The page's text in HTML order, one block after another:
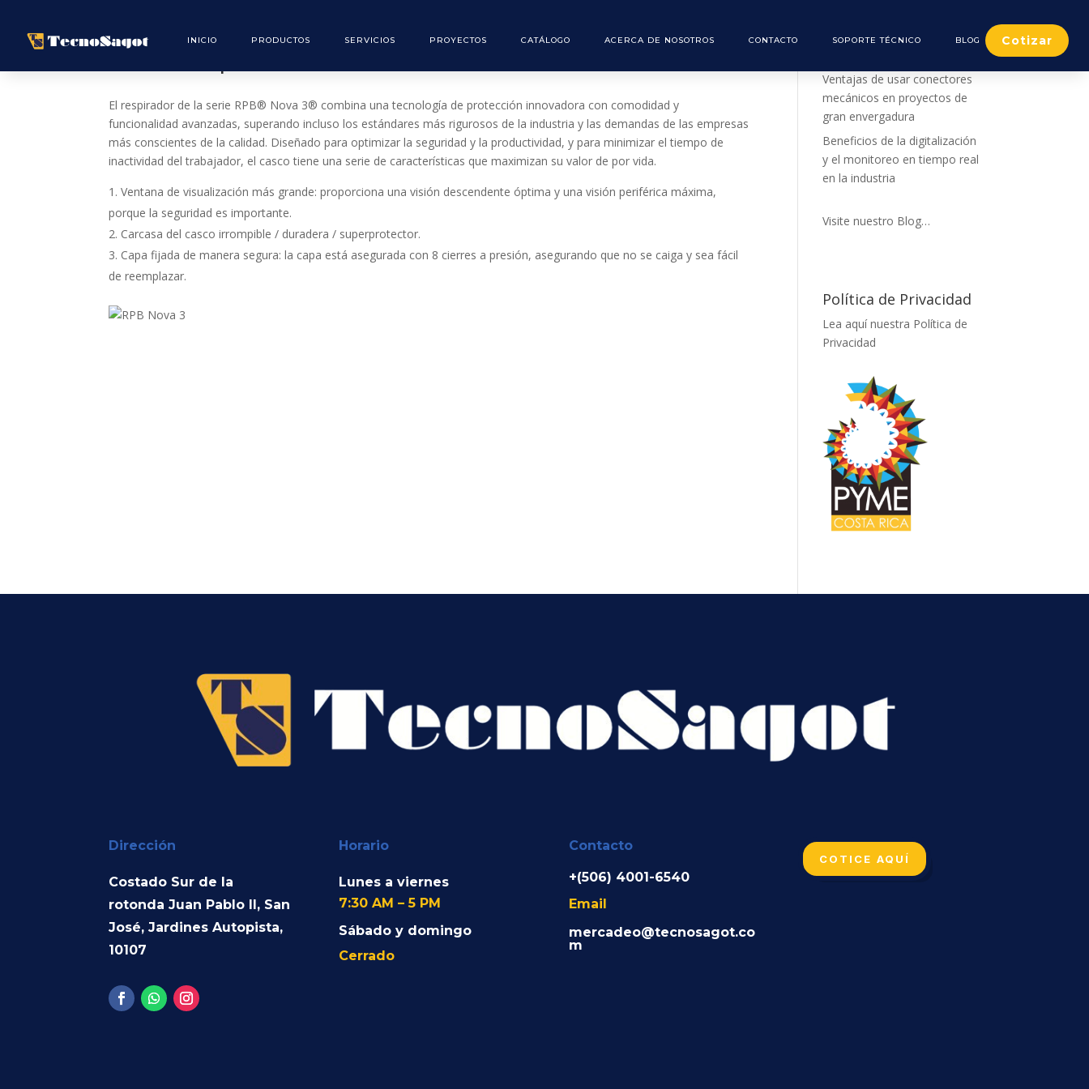
INICIO PRODUCTOS SERVICIOS PROYECTOS CATÁLOGO ACERCA DE NOSOTROS CONTACTO SOPORTE TÉCNICO BLOG Cotizar
Casco respirador Nova 3
El respirador de la serie RPB® Nova 3® combina una tecnología de protección innovadora con comodidad y
funcionalidad avanzadas, superando incluso los estándares más rigurosos de la industria y las demandas de las empresas
más conscientes de la calidad. Diseñado para optimizar la seguridad y la productividad, y para minimizar el tiempo de
inactividad del trabajador, el casco tiene una serie de características que maximizan su valor de por vida.
Ventana de visualización más grande: proporciona una visión descendente óptima y una visión periférica máxima,
porque la seguridad es importante.
Carcasa del casco irrompible / duradera / superprotector.
Capa fijada de manera segura: la capa está asegurada con 8 cierres a presión, asegurando que no se caiga y sea fácil
de reemplazar.
Ventajas de usar conectores
mecánicos en proyectos de
gran envergadura
Beneficios de la digitalización
y el monitoreo en tiempo real
en la industria
Visite nuestro Blog…
Política de Privacidad
Lea aquí nuestra Política de
Privacidad
Dirección
Costado Sur de la
rotonda Juan Pablo II, San
José, Jardines Autopista,
10107
Horario
Lunes a viernes
7:30 AM – 5 PM
Sábado y domingo
Cerrado
Contacto
+(506) 4001-6540
Email
mercadeo@tecnosagot.co
m
COTICE AQUÍ